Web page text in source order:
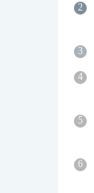
2
3
4
5
6